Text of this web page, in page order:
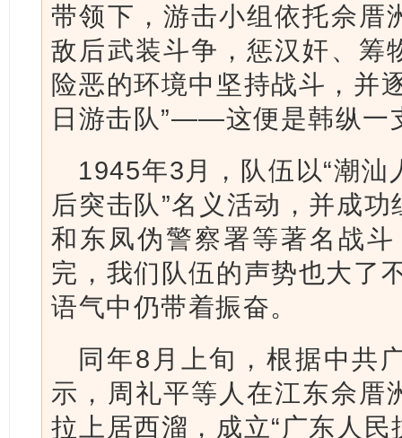
带领下，游击小组依托佘厝
敌后武装斗争，惩汉奸、筹
险恶的环境中坚持战斗，并
日游击队”——这便是韩纵一
1945年3月，队伍以“潮
后突击队”名义活动，并成
和东凤伪警察署等著名战
完，我们队伍的声势也大了
语气中仍带着振奋。
同年8月上旬，根据中共
示，周礼平等人在江东佘厝
拉上居西溜，成立“广东人